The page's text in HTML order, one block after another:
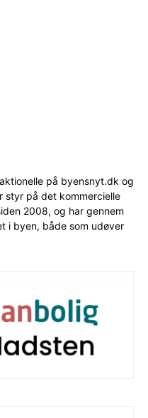
på byensnyt.dk og
styr på det kommercielle
2008, og har gennem
i byen, både som udøver